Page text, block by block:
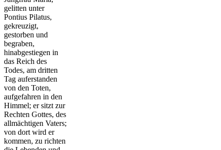
gelitten unter
Pontius Pilatus,
gekreuzigt,
gestorben und
begraben,
hinabgestiegen in
das Reich des
Todes, am dritten
Tag auferstanden
von den Toten,
aufgefahren in den
Himmel; er sitzt zur
Rechten Gottes, des
allmächtigen Vaters;
von dort wird er
kommen, zu richten